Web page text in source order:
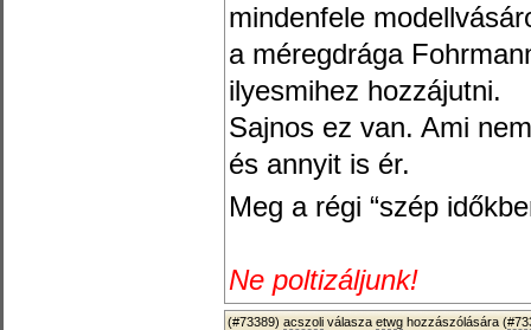
mindenfele
a méregdrága
ilyesmihez hozzájutni.
Sajnos ez van. Ami
és annyit is ér.
Meg a régi “szép
Ne poltizáljunk!
(#73389) acszoli válasza etwg hozzászólására (